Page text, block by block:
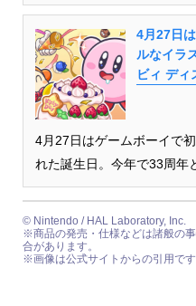
4月27日
ルなイラ
ビィ ディ
4月27日はゲームボーイで
れた誕生日。今年で33周年
© Nintendo / HAL Laboratory, Inc.
※商品の発売・仕様などは諸般の
合があります。
※画像は公式サイトからの引用です